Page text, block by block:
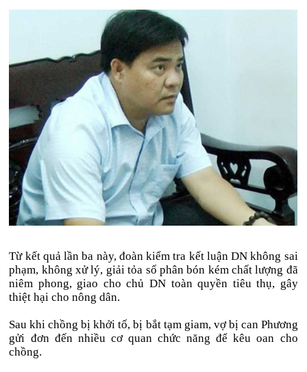
Từ kết quả lần ba này, đoàn kiểm tra kết luận DN không sai
phạm, không xử lý, giải tỏa số phân bón kém chất lượng đã
niêm phong, giao cho chủ DN toàn quyền tiêu thụ, gây
thiệt hại cho nông dân.
Sau khi chồng bị khởi tố, bị bắt tạm giam, vợ bị can Phương
gửi đơn đến nhiều cơ quan chức năng để kêu oan cho
chồng.